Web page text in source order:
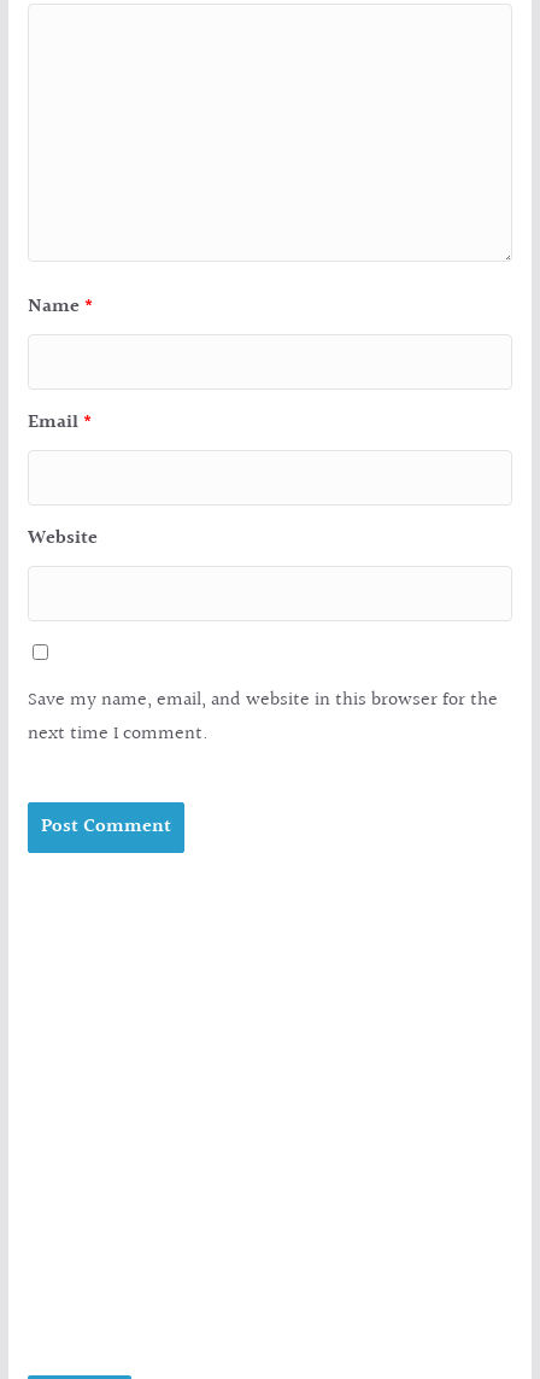
Name *
Email *
Website
Save my name, email, and website in this browser for the
next time I comment.